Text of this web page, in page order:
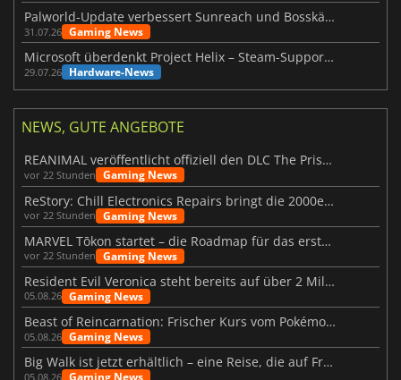
Palworld-Update verbessert Sunreach und Bosskämpfe deutlich
31.07.26 Gaming News
Microsoft überdenkt Project Helix – Steam-Support gefährdet
29.07.26 Hardware-News
NEWS, GUTE ANGEBOTE
REANIMAL veröffentlicht offiziell den DLC The Prisoner
vor 22 Stunden Gaming News
ReStory: Chill Electronics Repairs bringt die 2000er zurück
vor 22 Stunden Gaming News
MARVEL Tōkon startet – die Roadmap für das erste Jahr wurde vorgestellt
vor 22 Stunden Gaming News
Resident Evil Veronica steht bereits auf über 2 Millionen Wunschlisten
05.08.26 Gaming News
Beast of Reincarnation: Frischer Kurs vom Pokémon-Studio
05.08.26 Gaming News
Big Walk ist jetzt erhältlich – eine Reise, die auf Freundschaft basiert
05.08.26